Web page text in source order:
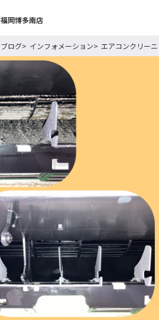
福岡博多南店
ブログ インフォメーション エアコンクリー